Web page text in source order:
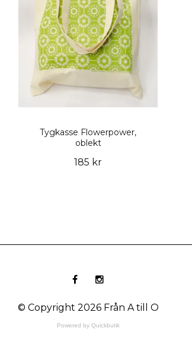
Tygkasse Flowerpower,
oblekt
185 kr
© Copyright 2026 Från A till O
Powered by Quickbutik